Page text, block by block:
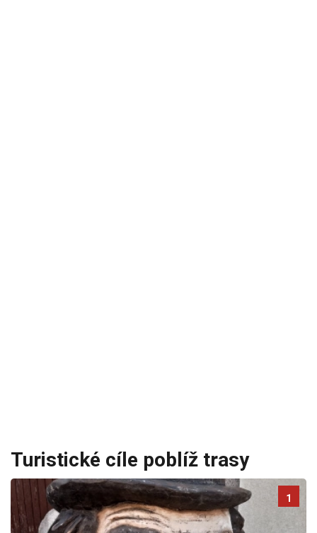
Turistické cíle poblíž trasy
1